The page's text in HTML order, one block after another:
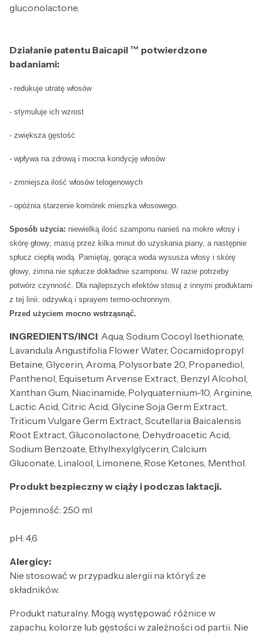
gluconolactone.
Działanie patentu Baicapil ™ potwierdzone
badaniami:
- redukuje utratę włosów
- stymuluje ich wzrost
- zwiększa gęstość
- wpływa na zdrową i mocna kondycję włosów
- zmniejsza ilość włosów telogenowych
- opóźnia starzenie komórek mieszka włosowego.
Sposób użycia: niewielką ilość szamponu nanieś na mokre włosy i
skórę głowy, masuj przez kilka minut do uzyskania piany, a następnie
spłucz ciepłą wodą. Pamiętaj, gorąca woda wysusza włosy i skórę
głowy, zimna nie spłucze dokładnie szamponu. W razie potrzeby
potwórz czynność. Dla najlepszych efektów stosuj z innymi produktami
z tej linii: odżywką i sprayem termo-ochronnym.
Przed użyciem mocno wstrząsnąć.
INGREDIENTS/INCI: Aqua, Sodium Cocoyl Isethionate,
Lavandula Angustifolia Flower Water, Cocamidopropyl
Betaine, Glycerin, Aroma, Polysorbate 20, Propanediol,
Panthenol, Equisetum Arvense Extract, Benzyl Alcohol,
Xanthan Gum, Niacinamide, Polyquaternium-10, Arginine,
Lactic Acid, Citric Acid, Glycine Soja Germ Extract,
Triticum Vulgare Germ Extract, Scutellaria Baicalensis
Root Extract, Gluconolactone, Dehydroacetic Acid,
Sodium Benzoate, Ethylhexylglycerin, Calcium
Gluconate, Linalool, Limonene, Rose Ketones, Menthol.
Produkt bezpieczny w ciąży i podczas laktacji.
Pojemność: 250 ml
pH: 4,6
Alergicy:
Nie stosować w przypadku alergii na któryś ze
składników.
Produkt naturalny. Mogą występować różnice w
zapachu, kolorze lub gęstości w zależności od partii. Nie